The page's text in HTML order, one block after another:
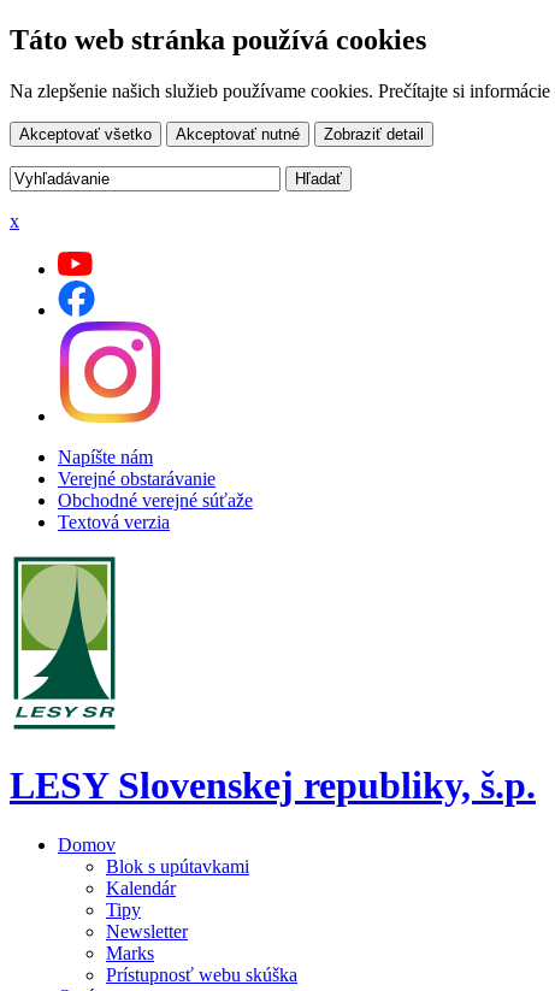
Táto web stránka používá cookies
Na zlepšenie našich služieb používame cookies. Prečítajte si
Akceptovať všetko Akceptovať nutné Zobraziť detail
x
Napíšte nám
Verejné obstarávanie
Obchodné verejné súťaže
Textová verzia
LESY Slovenskej republiky, š.p.
Domov
Blok s upútavkami
Kalendár
Tipy
Newsletter
Marks
Prístupnosť webu skúška